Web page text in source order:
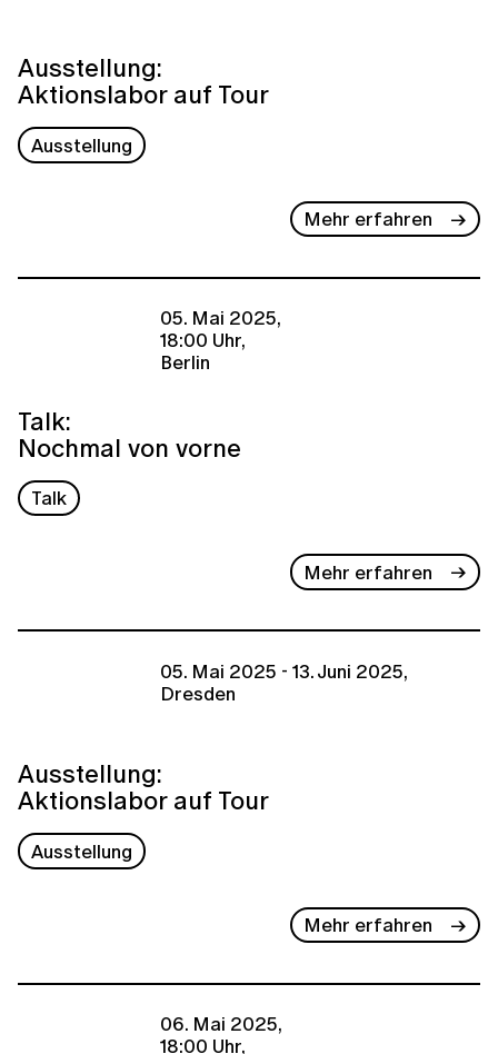
Ausstellung:
Aktionslabor auf Tour
Ausstellung
Mehr erfahren
05. Mai 2025,
18:00 Uhr,
Berlin
Talk:
Nochmal von vorne
Talk
Mehr erfahren
05. Mai 2025 - 13. Juni 2025,
Dresden
Ausstellung:
Aktionslabor auf Tour
Ausstellung
Mehr erfahren
06. Mai 2025,
18:00 Uhr,